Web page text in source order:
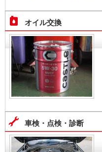
オイル交換
車検・点検・診断